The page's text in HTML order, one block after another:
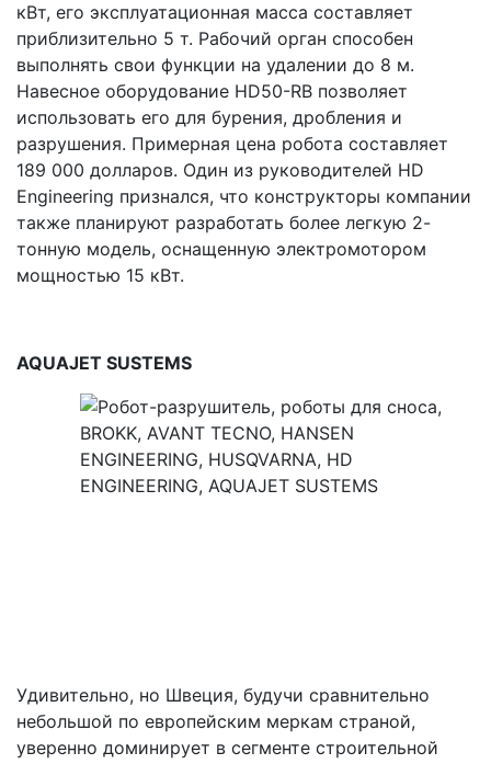
кВт, его эксплуатационная масса составляет
приблизительно 5 т. Рабочий орган способен
выполнять свои функции на удалении до 8 м.
Навесное оборудование HD50-RB позволяет
использовать его для бурения, дробления и
разрушения. Примерная цена робота составляет
189 000 долларов. Один из руководителей HD
Engineering признался, что конструкторы компании
также планируют разработать более легкую 2-
тонную модель, оснащенную электромотором
мощностью 15 кВт.
AQUAJET SUSTEMS
Удивительно, но Швеция, будучи сравнительно
небольшой по европейским меркам страной,
уверенно доминирует в сегменте строительной